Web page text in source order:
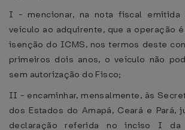
I - mencionar, na nota fiscal emitida
veículo ao adquirente, que a operação
isenção do ICMS, nos termos deste
primeiros dois anos, o veículo não
sem autorização do Fisco;
II - encaminhar, mensalmente, às
dos Estados do Amapá, Ceará e Pará,
declaração referida no inciso I da